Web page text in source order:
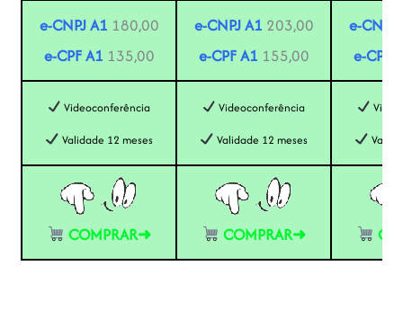
e-CNPJ A1 180,00
e-CPF A1 135,00
e-CNPJ A1 203,00
e-CPF A1 155,00
e-CNPJ
e-CPF
Videoconferência
Validade 12 meses
Videoconferência
Validade 12 meses
COMPRAR➜ COMPRAR➜